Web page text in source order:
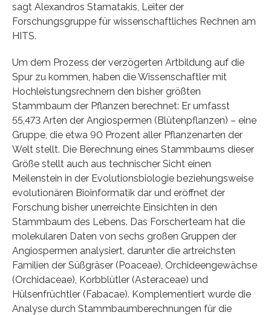
sagt Alexandros Stamatakis, Leiter der
Forschungsgruppe für wissenschaftliches Rechnen am
HITS.
Um dem Prozess der verzögerten Artbildung auf die
Spur zu kommen, haben die Wissenschaftler mit
Hochleistungsrechnern den bisher größten
Stammbaum der Pflanzen berechnet: Er umfasst
55,473 Arten der Angiospermen (Blütenpflanzen) – eine
Gruppe, die etwa 90 Prozent aller Pflanzenarten der
Welt stellt. Die Berechnung eines Stammbaums dieser
Größe stellt auch aus technischer Sicht einen
Meilenstein in der Evolutionsbiologie beziehungsweise
evolutionären Bioinformatik dar und eröffnet der
Forschung bisher unerreichte Einsichten in den
Stammbaum des Lebens. Das Forscherteam hat die
molekularen Daten von sechs großen Gruppen der
Angiospermen analysiert, darunter die artreichsten
Familien der Süßgräser (Poaceae), Orchideengewächse
(Orchidaceae), Korbblütler (Asteraceae) und
Hülsenfrüchtler (Fabacae). Komplementiert wurde die
Analyse durch Stammbaumberechnungen für die